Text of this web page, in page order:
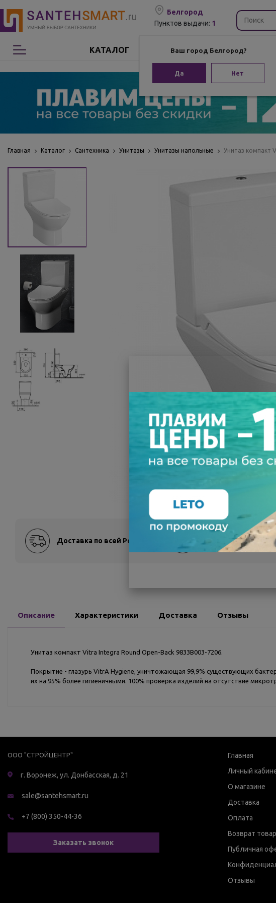
Белгород
Пунктов выдачи: 1
Ваш город Белгород?
Да Нет
КАТАЛОГ
Сантехника
Мебель для ванной
Аксессуары для ванной
Главная Каталог Сантехника Унитазы Унитазы напольные Унитаз компакт
Доставка по всей России Оплата после
Описание Характеристики Доставка Отзывы
Унитаз компакт Vitra Integra Round Open-Back 9833B003-7206.
Покрытие - глазурь VitrA Hygiene, уничтожающая 99,9% существующих
их на 95% более гигиеничными. 100% проверка изделий на отсутствие
ООО "СТРОЙЦЕНТР"
г. Воронеж, ул. Донбасская, д. 21
sale@santehsmart.ru
+7 (800) 350-44-36
Заказать звонок
Главная
Личный
О магазине
Доставка
Оплата
Возврат
Публичная
Отзывы